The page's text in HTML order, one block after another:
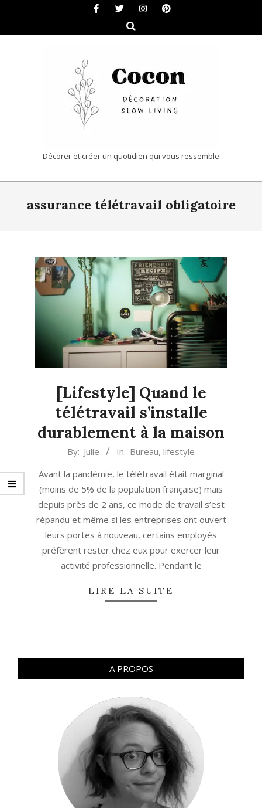
content
Search
COCON
|
DÉCORATION
LIVING
Décorer et créer un quotidien qui vous ressemble
Navigationassurance télétravail obligatoire
[Lifestyle] Quand le
télétravail s’installe
durablement à la maison
28
By: Julie In: Bureau, lifestyle
Avant la pandémie, le télétravail était marginal
(moins de 5% de la population française) mais
depuis près de 2 ans, ce mode de travail s’est
répandu et même si les entreprises ont ouvert
leurs portes à nouveau, certains employés
préfèrent rester chez eux pour exercer leur
activité professionnelle. Pendant le
LIRE LA SUITE
A PROPOS